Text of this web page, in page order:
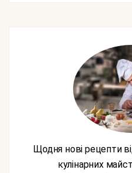
Щодня нові рецепти від домашніх господинь,
кулінарних